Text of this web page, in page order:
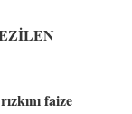
faize